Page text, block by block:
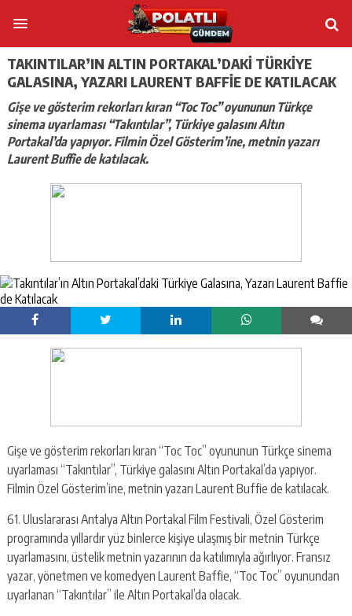
TAKINTILAR’IN ALTIN PORTAKAL’DAKI TÜRKIYE
GALASINA, YAZARI LAURENT BAFFIE DE KATILACAK
Gişe ve gösterim rekorları kıran “Toc Toc” oyununun Türkçe
sinema uyarlaması “Takıntılar”, Türkiye galasını Altın
Portakal’da yapıyor. Filmin Özel Gösterim’ine, metnin yazarı
Laurent Buffie de katılacak.
Gişe ve gösterim rekorları kıran “Toc Toc” oyununun Türkçe sinema
uyarlaması “Takıntılar”, Türkiye galasını Altın Portakal’da yapıyor.
Filmin Özel Gösterim’ine, metnin yazarı Laurent Buffie de katılacak.
61. Uluslararası Antalya Altın Portakal Film Festivali, Özel Gösterim
programında yıllardır yüz binlerce kişiye ulaşmış bir metnin Türkçe
uyarlamasını, üstelik metnin yazarının da katılımıyla ağırlıyor. Fransız
yazar, yönetmen ve komedyen Laurent Baffie, “Toc Toc” oyunundan
uyarlanan “Takıntılar” ile Altın Portakal’da olacak.